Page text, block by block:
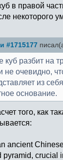
в правой
некоторого
#1715177
куб разбит на
не очевидно,
из
основание.
того, как
ancient
pyramid, crucial